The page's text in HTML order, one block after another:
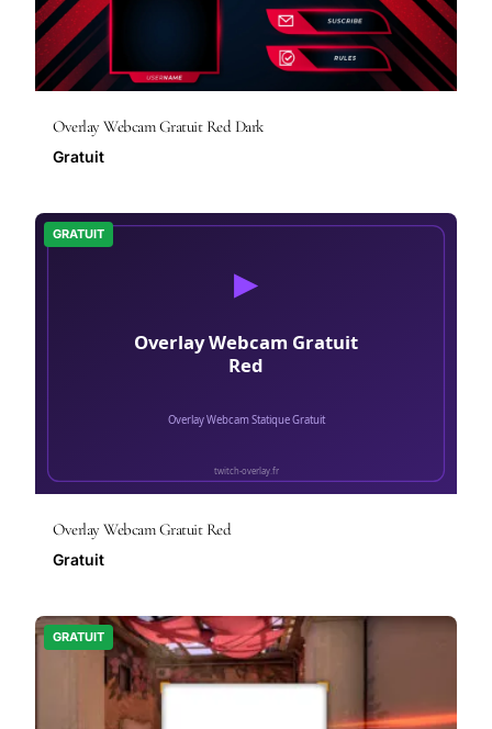
Overlay Webcam Gratuit Red Dark
Gratuit
GRATUIT
Overlay Webcam Gratuit Red
Gratuit
GRATUIT